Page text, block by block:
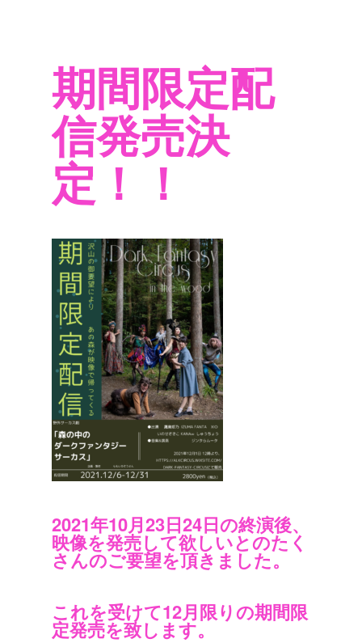
期間限定配
信発売決
定！！
2021年10月23日24日の終演後、
映像を発売して欲しいとのたく
さんのご要望を頂きました。
これを受けて12月限りの期間限
定発売を致します。